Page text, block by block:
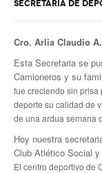
SECRETARÍA DE
Cro. Arlia Claudio A.
Esta Secretaria se
Camioneros y su
fue creciendo sin prisa
deportesu calidad de
de una ardua semana
Hoy nuestra
Club Atlético Social
El centro deportivo de